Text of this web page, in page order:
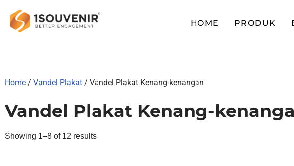
Skip
HOME PRODUK
Home / Vandel Plakat / Vandel Plakat Kenang-kenangan
Vandel Plakat Kenang-
Showing 1–8 of 12 results